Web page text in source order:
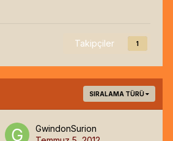
Takipçiler 1
SIRALAMA TÜRÜ
GwindonSurion